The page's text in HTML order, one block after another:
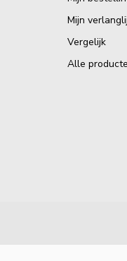
Mijn
Vergelijk
Alle